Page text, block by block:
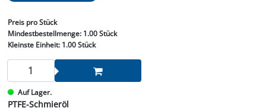
Preis pro Stück
Mindestbestellmenge: 1.00 Stück
Kleinste Einheit:1.00 Stück
Auf Lager.
PTFE-Schmieröl